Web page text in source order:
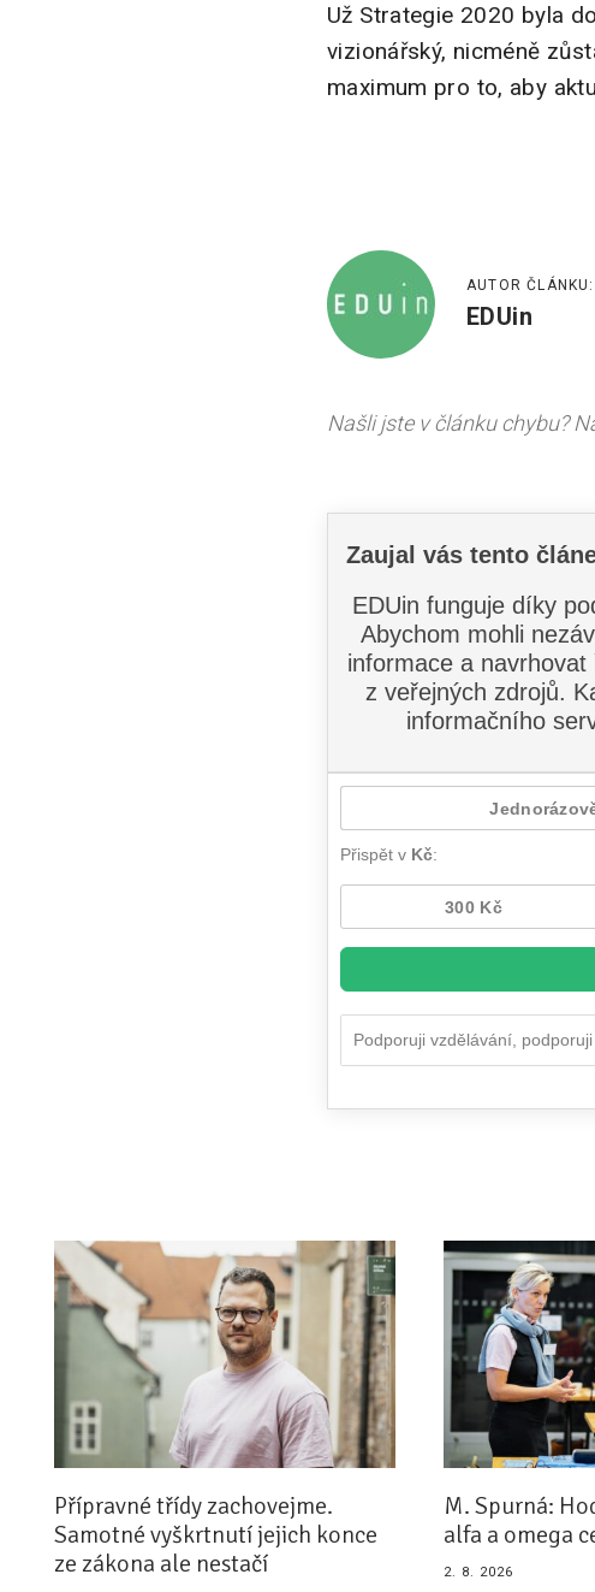
Už Strategie 2020 byla
vizionářský, nicméně
maximum pro to, aby
AUTOR ČLÁNKU:
EDUin
Našli jste v článku chybu?
Přípravné třídy zachovejme.
Samotné vyškrtnutí jejich konce
ze zákona ale nestačí
M. Spurná:
alfa a omega
2. 8. 2026